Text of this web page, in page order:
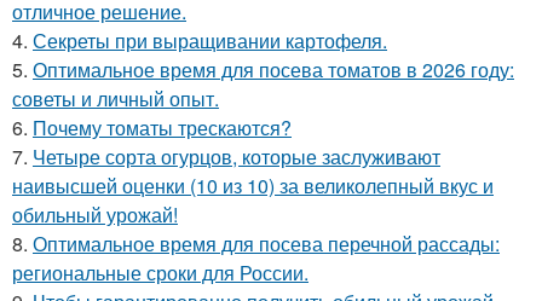
отличное решение.
4. Секреты при выращивании картофеля.
5. Оптимальное время для посева томатов в 2026 году:
советы и личный опыт.
6. Почему томаты трескаются?
7. Четыре сорта огурцов, которые заслуживают
наивысшей оценки (10 из 10) за великолепный вкус и
обильный урожай!
8. Оптимальное время для посева перечной рассады:
региональные сроки для России.